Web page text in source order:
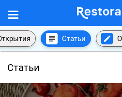
Статьи
Статьи